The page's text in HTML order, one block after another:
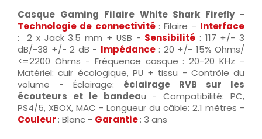
Casque Gaming Filaire White Shark Firefly -
Technologie de connectivité : Filaire - Interface
: 2 x Jack 3.5 mm + USB - Sensibilité : 117 +/- 3
dB/-38 +/- 2 dB - Impédance : 20 +/- 15% Ohms/
<=2200 Ohms - Fréquence casque : 20-20 KHz -
Matériel: cuir écologique, PU + tissu - Contrôle du
volume - Éclairage: éclairage RVB sur les
écouteurs et le bandeau - Compatibilité: PC,
PS4/5, XBOX, MAC - Longueur du câble: 2.1 mètres -
Couleur : Blanc - Garantie: 3 ans